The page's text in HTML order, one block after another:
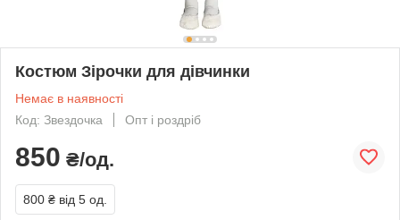
Костюм Зірочки для дівчинки
Немає в наявності
Код: Звездочка
Опт і роздріб
850 ₴/од.
800 ₴ від 5 од.